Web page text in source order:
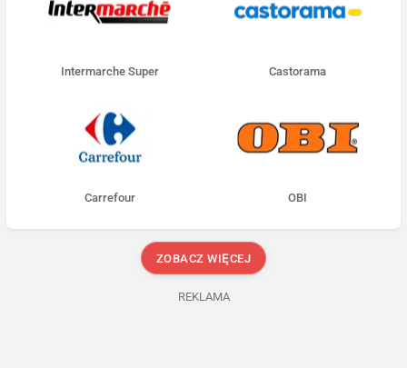
Intermarche Super Castorama
Carrefour OBI
ZOBACZ WIĘCEJ
REKLAMA